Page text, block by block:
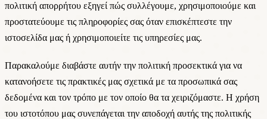
πολιτική απορρήτου εξηγεί πώς συλλέγουμε, χρησιμοποιούμε και
προστατεύουμε τις πληροφορίες σας όταν επισκέπτεστε την
ιστοσελίδα μας ή χρησιμοποιείτε τις υπηρεσίες μας.
Παρακαλούμε διαβάστε αυτήν την πολιτική προσεκτικά για να
κατανοήσετε τις πρακτικές μας σχετικά με τα προσωπικά σας
δεδομένα και τον τρόπο με τον οποίο θα τα χειριζόμαστε. Η χρήση
του ιστοτόπου μας συνεπάγεται την αποδοχή αυτής της πολιτικής